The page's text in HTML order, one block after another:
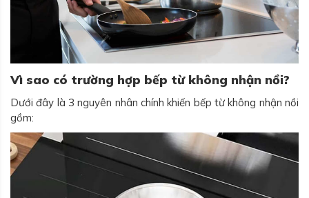
Vì sao có trường hợp bếp từ không nhận nồi?
Dưới đây là 3 nguyên nhân chính khiến bếp từ không nhận nồi
gồm: